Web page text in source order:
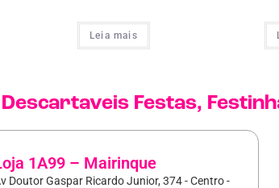
Leia mais
Descartaveis Festas,
1A99 – Mairinque
Doutor Gaspar Ricardo Junior, 374 - Centro -